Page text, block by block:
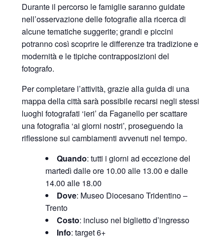
Durante il percorso le famiglie saranno guidate
nell’osservazione delle fotografie alla ricerca di
alcune tematiche suggerite; grandi e piccini
potranno così scoprire le differenze tra tradizione e
modernità e le tipiche contrapposizioni del
fotografo.
Per completare l’attività, grazie alla guida di una
mappa della città sarà possibile recarsi negli stessi
luoghi fotografati ‘ieri’ da Faganello per scattare
una fotografia ‘ai giorni nostri’, proseguendo la
riflessione sui cambiamenti avvenuti nel tempo.
Quando: tutti i giorni ad eccezione del
martedì dalle ore 10.00 alle 13.00 e dalle
14.00 alle 18.00
Dove: Museo Diocesano Tridentino –
Trento
Costo: incluso nel biglietto d’ingresso
Info: target 6+